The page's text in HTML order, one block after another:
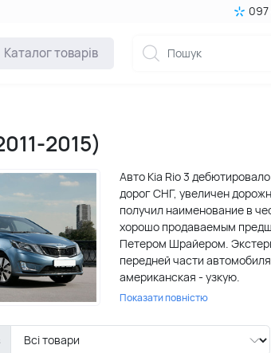
097
Каталог товарів
2015)
Авто Kia Rio 3
дорог СНГ, увеличен
получил наименование в
хорошо продаваемым
Петером Шрайером.
передней части
американская - узкую.
аналог авто имеет
современно, он не
Показати повністю